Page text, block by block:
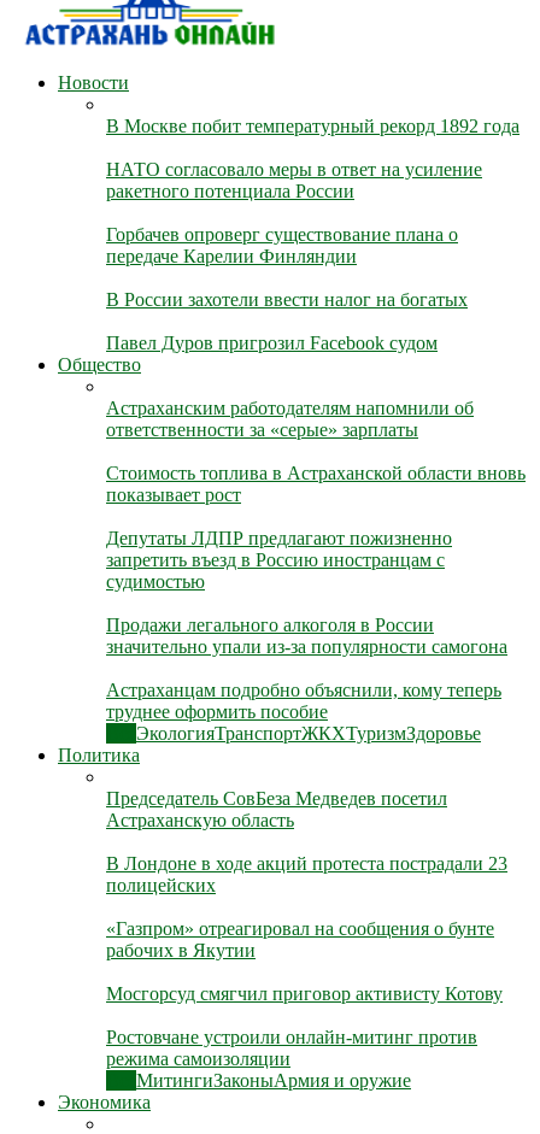
Новости
В Москве побит температурный рекорд 1892 года
НАТО согласовало меры в ответ на усиление
ракетного потенциала России
Горбачев опроверг существование плана о
передаче Карелии Финляндии
В России захотели ввести налог на богатых
Павел Дуров пригрозил Facebook судом
Общество
Астраханским работодателям напомнили об
ответственности за «серые» зарплаты
Стоимость топлива в Астраханской области вновь
показывает рост
Депутаты ЛДПР предлагают пожизненно
запретить въезд в Россию иностранцам с
судимостью
Продажи легального алкоголя в России
значительно упали из-за популярности самогона
Астраханцам подробно объяснили, кому теперь
труднее оформить пособие
ЭкологияТранспортЖКХТуризмЗдоровье
Политика
Председатель СовБеза Медведев посетил
Астраханскую область
В Лондоне в ходе акций протеста пострадали 23
полицейских
«Газпром» отреагировал на сообщения о бунте
рабочих в Якутии
Мосгорсуд смягчил приговор активисту Котову
Ростовчане устроили онлайн-митинг против
режима самоизоляции
МитингиЗаконыАрмия и оружие
Экономика